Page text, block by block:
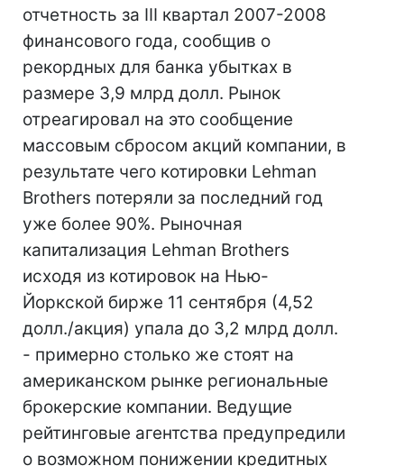
отчетность за III квартал 2007-2008
финансового года, сообщив о
рекордных для банка убытках в
размере 3,9 млрд долл. Рынок
отреагировал на это сообщение
массовым сбросом акций компании, в
результате чего котировки Lehman
Brothers потеряли за последний год
уже более 90%. Рыночная
капитализация Lehman Brothers
исходя из котировок на Нью-
Йоркской бирже 11 сентября (4,52
долл./акция) упала до 3,2 млрд долл.
- примерно столько же стоят на
американском рынке региональные
брокерские компании. Ведущие
рейтинговые агентства предупредили
о возможном понижении кредитных